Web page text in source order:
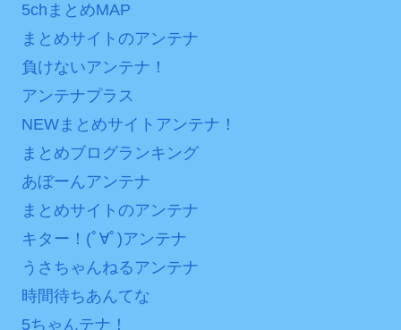
5chまとめMAP
まとめサイトのアンテナ
負けないアンテナ！
アンテナプラス
NEWまとめサイトアンテナ！
まとめブログランキング
あぼーんアンテナ
まとめサイトのアンテナ
キター！(ﾟ∀ﾟ)アンテナ
うさちゃんねるアンテナ
時間待ちあんてな
5ちゃんテナ！